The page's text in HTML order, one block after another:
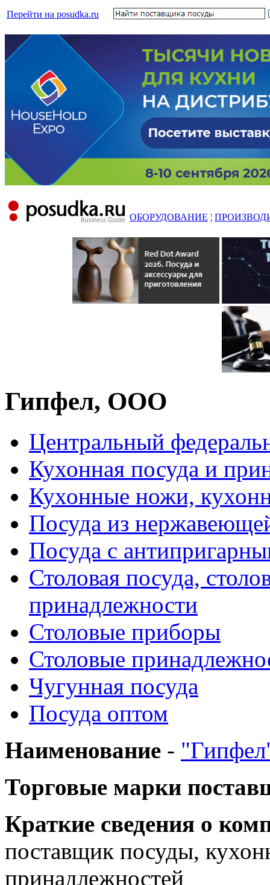
Перейти на posudka.ru
ОБОРУДОВАНИЕ ¦
Гипфел, ООО
Центральный
Кухонная посуда и
Кухонные ножи,
Посуда из
Посуда с
Столовая посуда,
принадлежности
Столовые приборы
Столовые
Чугунная посуда
Посуда оптом
Наименование -
Торговые марки
Краткие сведения о
поставщик посуды,
принадлежностей